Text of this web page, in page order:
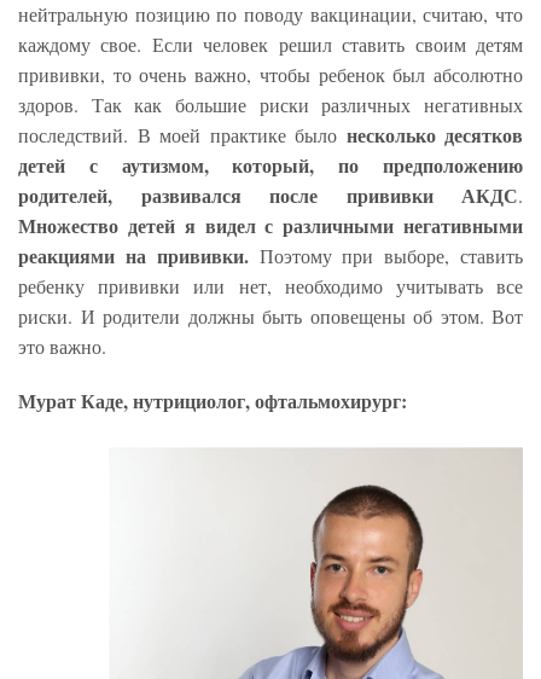
нейтральную позицию по поводу вакцинации, считаю, что
каждому свое. Если человек решил ставить своим детям
прививки, то очень важно, чтобы ребенок был абсолютно
здоров. Так как большие риски различных негативных
последствий. В моей практике было несколько десятков
детей с аутизмом, который, по предположению
родителей, развивался после прививки АКДС.
Множество детей я видел с различными негативными
реакциями на прививки. Поэтому при выборе, ставить
ребенку прививки или нет, необходимо учитывать все
риски. И родители должны быть оповещены об этом. Вот
это важно.
Мурат Каде, нутрициолог, офтальмохирург: